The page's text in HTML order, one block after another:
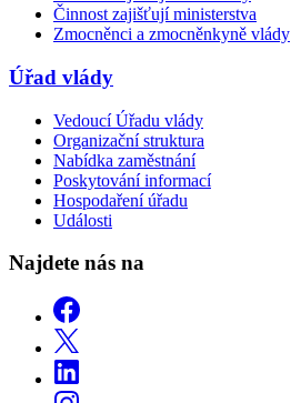
Činnost zajišťují ministerstva
Zmocněnci a zmocněnkyně vlády
Úřad vlády
Vedoucí Úřadu vlády
Organizační struktura
Nabídka zaměstnání
Poskytování informací
Hospodaření úřadu
Události
Najdete nás na